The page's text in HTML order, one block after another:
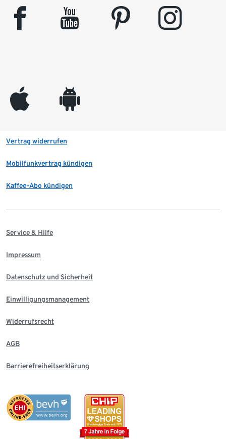
facebook youtube pinterest instagram
appleinc android
Vertrag widerrufen
Mobilfunkvertrag kündigen
Kaffee-Abo kündigen
Service & Hilfe
Impressum
Datenschutz und Sicherheit
Einwilligungsmanagement
Widerrufsrecht
AGB
Barrierefreiheitserklärung